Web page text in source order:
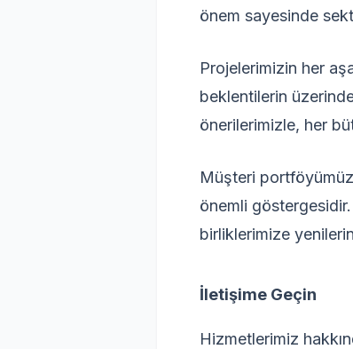
önem sayesinde
Projelerimizin her
beklentilerin
önerilerimizle, her
Müşteri
önemli
birliklerimize
İletişime Geçin
Hizmetlerimiz